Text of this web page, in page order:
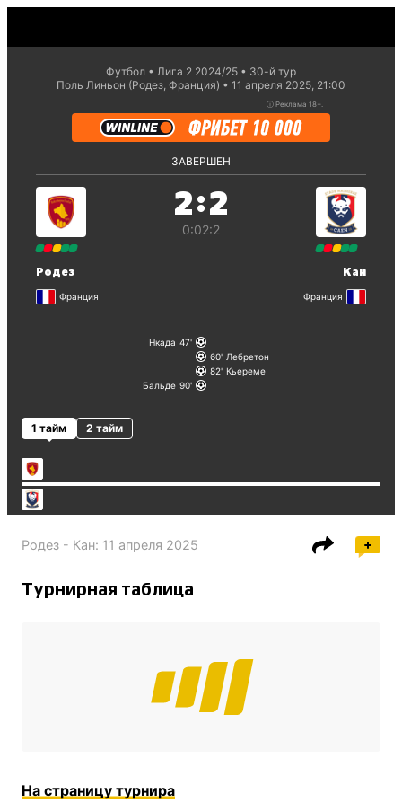
Футбол Лига 2 2024/25
30-й тур
Поль Линьон (Родез, Франция)
11 апреля 2025, 21:00
ⓘ Реклама 18+.
ЗАВЕРШЕН
Родез
Франция
2:2
0:02:2
Кан
Франция
Нкада 47
60 Лебретон
82 Кьереме
Бальде 90
1 тайм 2 тайм
Родез - Кан: 11 апреля 2025
Турнирная таблица
На страницу турнира